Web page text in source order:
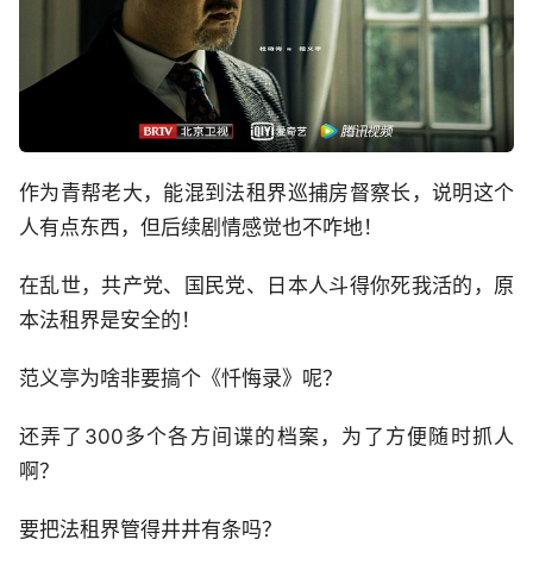
作为青帮老大，能混到法租界巡捕房督察长，说明这个
人有点东西，但后续剧情感觉也不咋地！
在乱世，共产党、国民党、日本人斗得你死我活的，原
本法租界是安全的！
范义亭为啥非要搞个《忏悔录》呢？
还弄了300多个各方间谍的档案，为了方便随时抓人
啊？
要把法租界管得井井有条吗？